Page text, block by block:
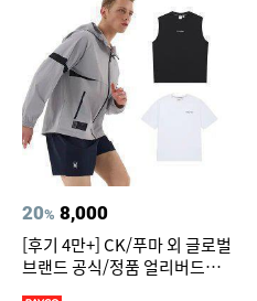
20% 8,000
[후기 4만+] CK/푸마 외 글로벌
브랜드 공식/정품 얼리버드